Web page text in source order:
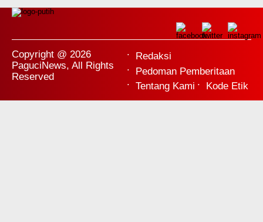
Copyright @ 2026
PaguciNews, All Rights
Reserved
Redaksi
Pedoman Pemberitaan
Tentang Kami
Kode Etik